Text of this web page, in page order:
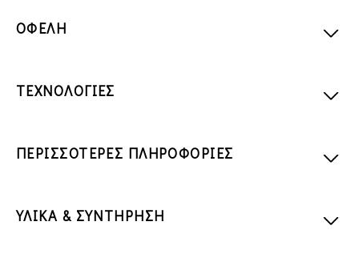
ΟΦΕΛΗ
ΤΕΧΝΟΛΟΓΙΕΣ
ΠΕΡΙΣΣΟΤΕΡΕΣ ΠΛΗΡΟΦΟΡΙΕΣ
ΥΛΙΚΑ & ΣΥΝΤΗΡΗΣΗ